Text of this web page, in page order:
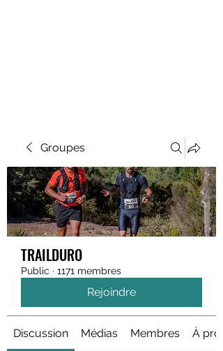
Groupes
TRAILDURO
Public · 1171 membres
Rejoindre
Discussion Médias Membres À